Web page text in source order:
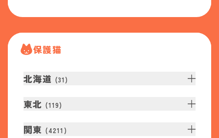
保護猫
北海道 (31 )
東北 (119)
関東 (4211 )